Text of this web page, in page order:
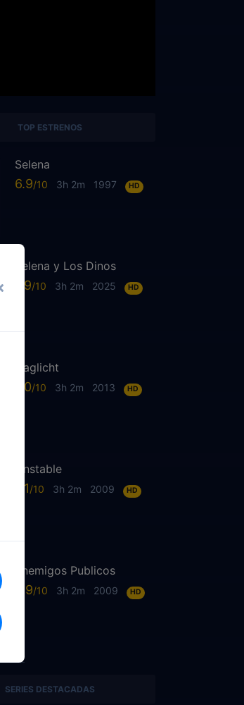
TOP ESTRENOS
Selena
6.9 3h 2m 1997 HD
Selena y Los Dinos
7.9 3h 2m 2025 HD
Daglicht
7.0 3h 2m 2013 HD
Unstable
6.1 3h 2m 2009 HD
Enemigos Publicos
6.9 3h 2m 2009 HD
SERIES DESTACADAS